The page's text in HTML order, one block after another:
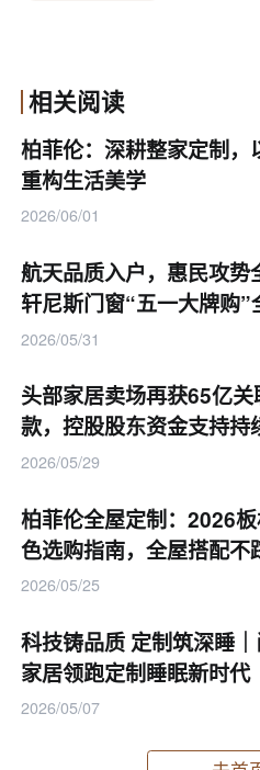
此次定档标志着第
全面提速，诚邀全球行
术交流、资源共享、合
书写产业全球协作的崭新
信息来源： 鲁班园
相关阅读
柏菲伦：深耕整家定制，
重构生活美学
2026/06/01
航天品质入户，惠民攻势
轩尼斯门窗“五一大牌购”
动盛典正式启幕
2026/05/31
头部家居卖场再获65亿关
款，控股股东资金支持持
2026/05/29
柏菲伦全屋定制：2026
色选购指南，全屋搭配不
2026/05/25
科技铸品质 定制筑深睡
家居领跑定制睡眠新时代
2026/05/07